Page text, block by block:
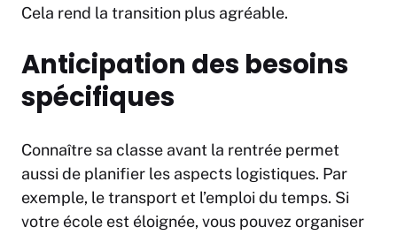
Cela rend la transition plus agréable.
Anticipation des besoins
spécifiques
Connaître sa classe avant la rentrée permet
aussi de planifier les aspects logistiques. Par
exemple, le transport et l’emploi du temps. Si
votre école est éloignée, vous pouvez organiser